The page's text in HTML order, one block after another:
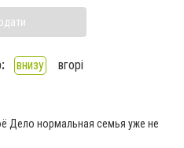
внизу вгорі
Дело нормальная семья уже не